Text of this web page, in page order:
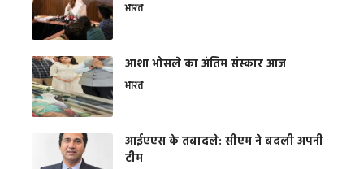
भारत
आशा भोसले का अंतिम संस्कार आज
भारत
आईएएस के तबादले: सीएम ने बदली अपनी
टीम